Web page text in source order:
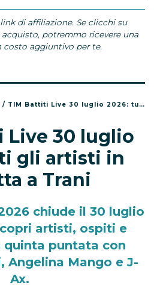
di affiliazione. Se clicchi su
potremmo ricevere una
costo aggiuntivo per te.
/ TIM Battiti Live 30 luglio 2026: tutti gli artisti in scaletta a Trani
Live 30 luglio
gli artisti in
a Trani
chiude il 30 luglio
artisti, ospiti e
quinta puntata con
Angelina Mango e J-
Ax.